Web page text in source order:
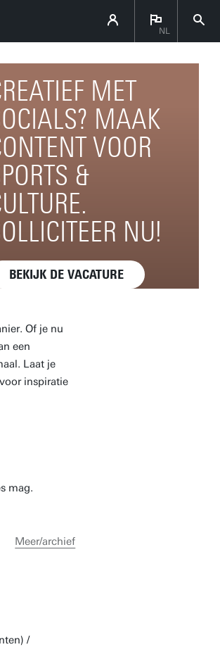
NL
MET
MAAK
VOOR
&
NU!
BEKIJK DE VACATURE
Of je nu
een
Laat je
inspiratie
mag.
Meer/archief
/